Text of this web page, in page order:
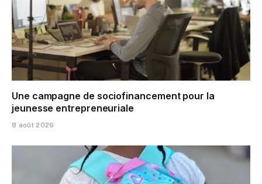
Une campagne de sociofinancement pour la
jeunesse entrepreneuriale
8 août 2026